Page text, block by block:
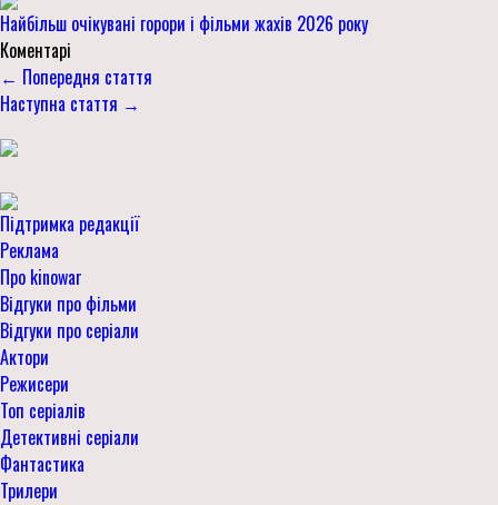
Найбільш очікувані горори і фільми жахів 2026 року
Коментарі
← Попередня стаття
Наступна стаття →
Підтримка редакції
Реклама
Про kinowar
Відгуки про фільми
Відгуки про серіали
Актори
Режисери
Топ серіалів
Детективні серіали
Фантастика
Трилери